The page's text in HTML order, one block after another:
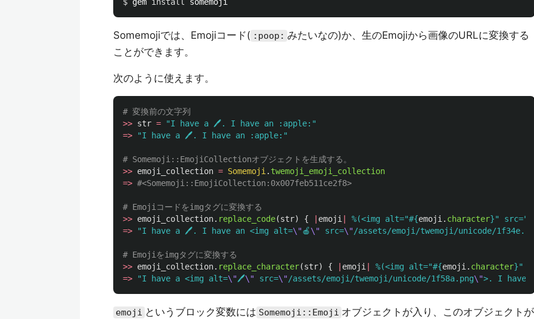
Somemojiでは、Emojiコード( :poop: みたいなの)か、生のEmojiから画像のURLに変換する
ことができます。
次のように使えます。
# 変換前の文字列
>> str =
"I have a 🖊. I have an :apple:"
=>
"I have a 🖊. I have an :apple:"
# Somemoji::EmojiCollectionオブジェクトを生成する。
>> emoji_collection = Somemoji . twemoji_emoji_collection
=> #<Somemoji::EmojiCollection:0x007feb511ce2f8>
# Emojiコードをimgタグに変換する
>> emoji_collection. replace_code(str) { emoji %(<img alt="#{emoji . character}" src="/
=>
"I have a 🖊. I have an <img alt=\"🍎\" src=\"/assets/emoji/twemoji/unicode/1f34e.png
# Emojiをimgタグに変換する
>> emoji_collection. replace_character(str) { emoji %(<img alt="#{emoji . character}"
=>
"I have a <img alt=\"🖊\" src=\"/assets/emoji/twemoji/unicode/1f58a.png\">. I have
emoji というブロック変数には Somemoji::Emoji オブジェクトが入り、このオブジェクトが